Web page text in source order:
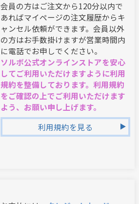
会員の方はご注文から120分以内で
あればマイページの注文履歴からキ
ャンセル依頼ができます。会員以外
の方はお手数掛けますが営業時間内
に電話でお申しでください。
ソルボ公式オンラインストアを安心
してご利用いただけますように利用
規約を整備しております。利用規約
をご確認の上でご利用いただけます
よう、お願い申し上げます。
利用規約を見る